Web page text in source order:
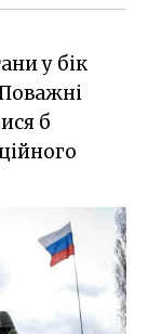
у бік
б